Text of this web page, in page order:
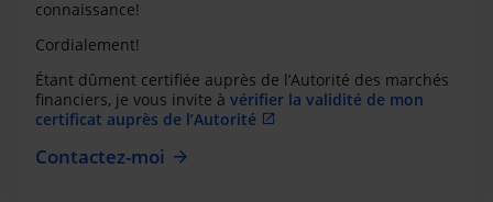
connaissance!
Cordialement!
Étant dûment certifiée auprès de l’Autorité des marchés
financiers, je vous invite à vérifier la validité de mon
certificat auprès de l’Autorité
Contactez-moi